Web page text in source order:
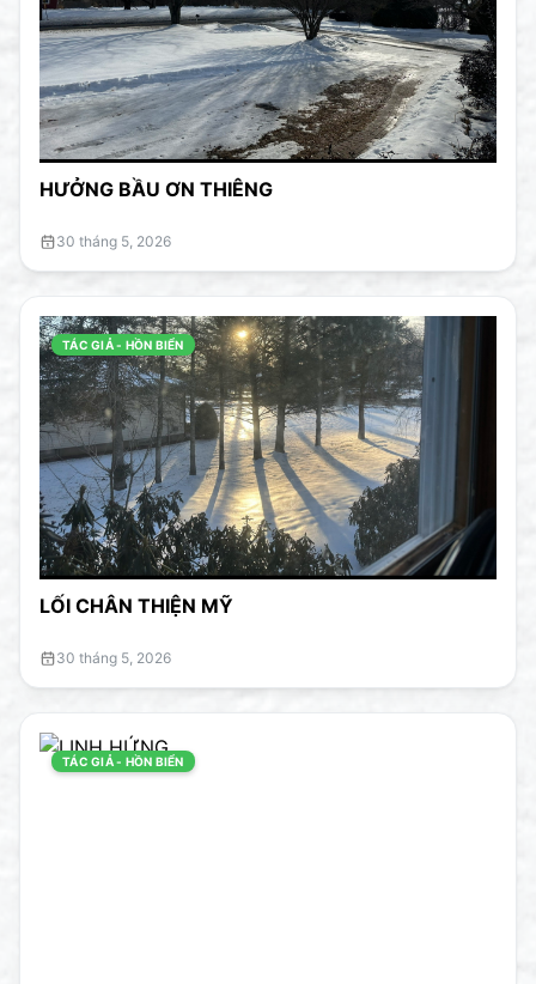
HƯỞNG BẦU ƠN THIÊNG
30 tháng 5, 2026
TÁC GIẢ - HỒN BIỂN
LỐI CHÂN THIỆN MỸ
30 tháng 5, 2026
TÁC GIẢ - HỒN BIỂN